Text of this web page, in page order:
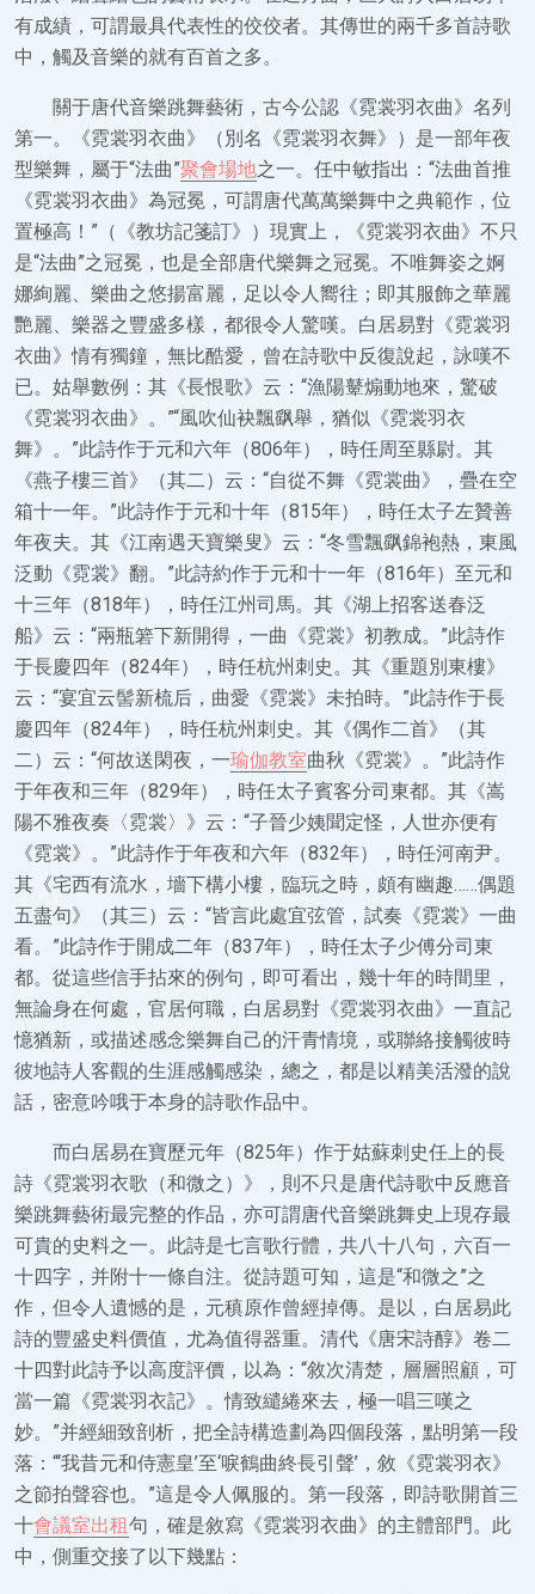
有成績，可謂最具代表性的佼佼者。其傳世的兩千多首詩歌
中，觸及音樂的就有百首之多。
關于唐代音樂跳舞藝術，古今公認《霓裳羽衣曲》名列
第一。《霓裳羽衣曲》（別名《霓裳羽衣舞》）是一部年夜
型樂舞，屬于“法曲”聚會場地之一。任中敏指出：“法曲首推
《霓裳羽衣曲》為冠冕，可謂唐代萬萬樂舞中之典範作，位
置極高！”（《教坊記箋訂》）現實上，《霓裳羽衣曲》不只
是“法曲”之冠冕，也是全部唐代樂舞之冠冕。不唯舞姿之婀
娜絢麗、樂曲之悠揚富麗，足以令人嚮往；即其服飾之華麗
艷麗、樂器之豐盛多樣，都很令人驚嘆。白居易對《霓裳羽
衣曲》情有獨鐘，無比酷愛，曾在詩歌中反復說起，詠嘆不
已。姑舉數例：其《長恨歌》云：“漁陽鼙煽動地來，驚破
《霓裳羽衣曲》。”“風吹仙袂飄飖舉，猶似《霓裳羽衣
舞》。”此詩作于元和六年（806年），時任周至縣尉。其
《燕子樓三首》（其二）云：“自從不舞《霓裳曲》，疊在空
箱十一年。”此詩作于元和十年（815年），時任太子左贊善
年夜夫。其《江南遇天寶樂叟》云：“冬雪飄飖錦袍熱，東風
泛動《霓裳》翻。”此詩約作于元和十一年（816年）至元和
十三年（818年），時任江州司馬。其《湖上招客送春泛
船》云：“兩瓶箬下新開得，一曲《霓裳》初教成。”此詩作
于長慶四年（824年），時任杭州刺史。其《重題別東樓》
云：“宴宜云髻新梳后，曲愛《霓裳》未拍時。”此詩作于長
慶四年（824年），時任杭州刺史。其《偶作二首》（其
二）云：“何故送閑夜，一瑜伽教室曲秋《霓裳》。”此詩作
于年夜和三年（829年），時任太子賓客分司東都。其《嵩
陽不雅夜奏〈霓裳〉》云：“子晉少姨聞定怪，人世亦便有
《霓裳》。”此詩作于年夜和六年（832年），時任河南尹。
其《宅西有流水，墻下構小樓，臨玩之時，頗有幽趣……偶題
五盡句》（其三）云：“皆言此處宜弦管，試奏《霓裳》一曲
看。”此詩作于開成二年（837年），時任太子少傅分司東
都。從這些信手拈來的例句，即可看出，幾十年的時間里，
無論身在何處，官居何職，白居易對《霓裳羽衣曲》一直記
憶猶新，或描述感念樂舞自己的汗青情境，或聯絡接觸彼時
彼地詩人客觀的生涯感觸感染，總之，都是以精美活潑的說
話，密意吟哦于本身的詩歌作品中。
而白居易在寶歷元年（825年）作于姑蘇刺史任上的長
詩《霓裳羽衣歌（和微之）》，則不只是唐代詩歌中反應音
樂跳舞藝術最完整的作品，亦可謂唐代音樂跳舞史上現存最
可貴的史料之一。此詩是七言歌行體，共八十八句，六百一
十四字，并附十一條自注。從詩題可知，這是“和微之”之
作，但令人遺憾的是，元稹原作曾經掉傳。是以，白居易此
詩的豐盛史料價值，尤為值得器重。清代《唐宋詩醇》卷二
十四對此詩予以高度評價，以為：“敘次清楚，層層照顧，可
當一篇《霓裳羽衣記》。情致繾綣來去，極一唱三嘆之
妙。”并經細致剖析，把全詩構造劃為四個段落，點明第一段
落：“‘我昔元和侍憲皇’至‘唳鶴曲終長引聲’，敘《霓裳羽衣》
之節拍聲容也。”這是令人佩服的。第一段落，即詩歌開首三
十會議室出租句，確是敘寫《霓裳羽衣曲》的主體部門。此
中，側重交接了以下幾點：